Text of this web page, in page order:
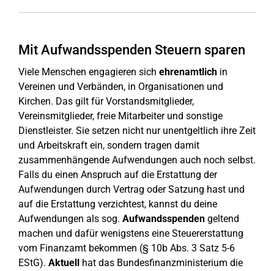
Mit Aufwandsspenden Steuern sparen
Viele Menschen engagieren sich ehrenamtlich in
Vereinen und Verbänden, in Organisationen und
Kirchen. Das gilt für Vorstandsmitglieder,
Vereinsmitglieder, freie Mitarbeiter und sonstige
Dienstleister. Sie setzen nicht nur unentgeltlich ihre Zeit
und Arbeitskraft ein, sondern tragen damit
zusammenhängende Aufwendungen auch noch selbst.
Falls du einen Anspruch auf die Erstattung der
Aufwendungen durch Vertrag oder Satzung hast und
auf die Erstattung verzichtest, kannst du deine
Aufwendungen als sog. Aufwandsspenden geltend
machen und dafür wenigstens eine Steuererstattung
vom Finanzamt bekommen (§ 10b Abs. 3 Satz 5-6
EStG). Aktuell hat das Bundesfinanzministerium die